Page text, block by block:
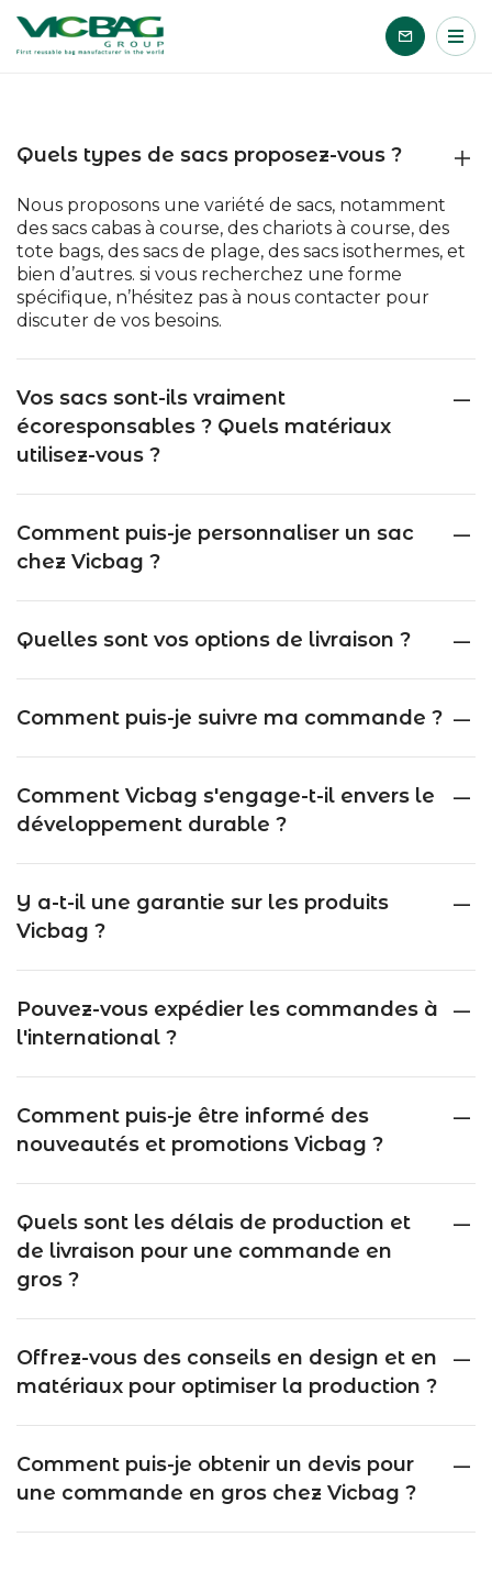
Accueil
Quels types de sacs proposez-vous ?
Nous proposons une variété de sacs, notamment
des sacs cabas à course, des chariots à course, des
tote bags, des sacs de plage, des sacs isothermes, et
bien d’autres. si vous recherchez une forme
spécifique, n’hésitez pas à nous contacter pour
discuter de vos besoins.
Vos sacs sont-ils vraiment
écoresponsables ? Quels matériaux
utilisez-vous ?
Comment puis-je personnaliser un sac
chez Vicbag ?
Quelles sont vos options de livraison ?
Comment puis-je suivre ma commande ?
Comment Vicbag s'engage-t-il envers le
développement durable ?
Y a-t-il une garantie sur les produits
Vicbag ?
Pouvez-vous expédier les commandes à
l'international ?
Comment puis-je être informé des
nouveautés et promotions Vicbag ?
Quels sont les délais de production et
de livraison pour une commande en
gros ?
Offrez-vous des conseils en design et en
matériaux pour optimiser la production ?
Comment puis-je obtenir un devis pour
une commande en gros chez Vicbag ?